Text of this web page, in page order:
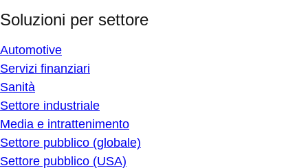
Soluzioni per settore
Automotive
Servizi finanziari
Sanità
Settore industriale
Media e intrattenimento
Settore pubblico (globale)
Settore pubblico (USA)